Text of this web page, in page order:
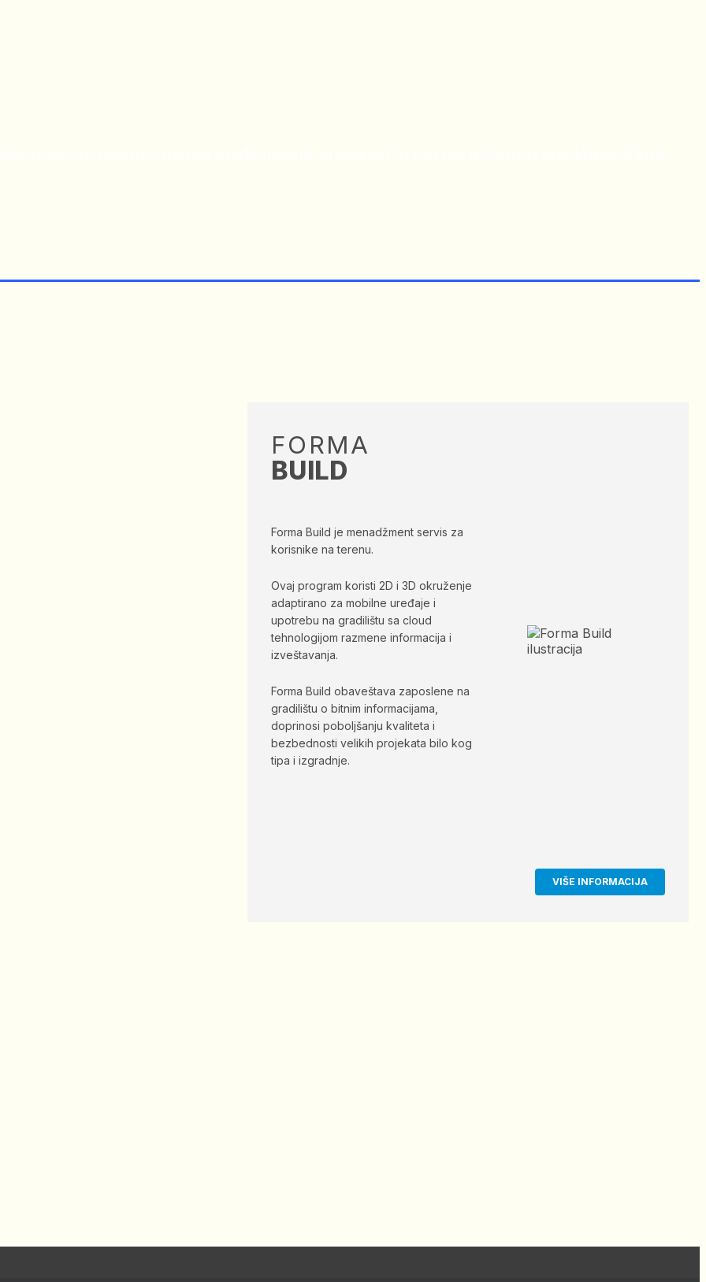
FORMA
BUILD
Forma Build je menadžment servis za
korisnike na terenu.
Ovaj program koristi 2D i 3D okruženje
adaptirano za mobilne uređaje i
upotrebu na gradilištu sa cloud
tehnologijom razmene informacija i
izveštavanja.
Forma Build obaveštava zaposlene na
gradilištu o bitnim informacijama,
doprinosi poboljšanju kvaliteta i
bezbednosti velikih projekata bilo kog
tipa i izgradnje.
VIŠE INFORMACIJA